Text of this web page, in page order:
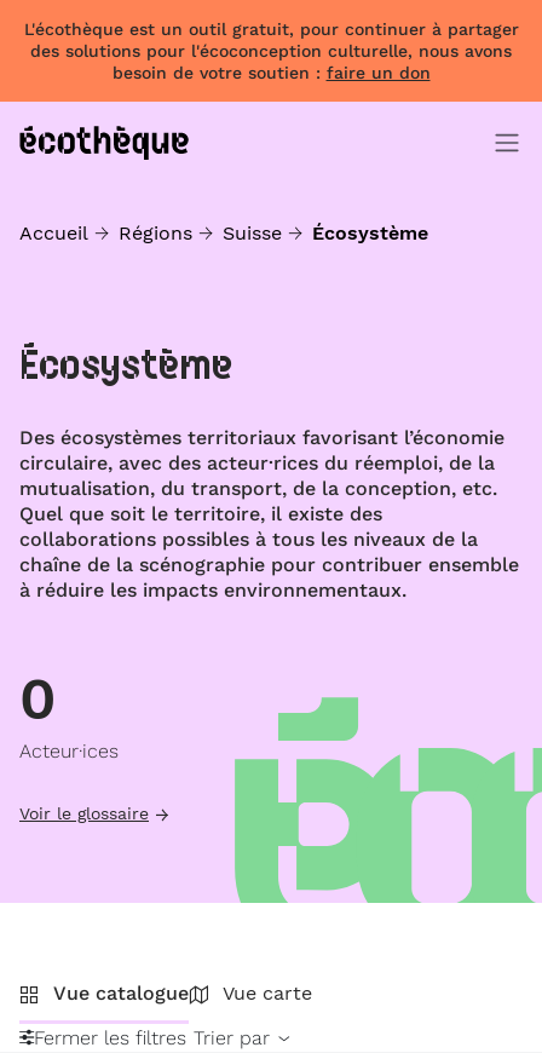
L'écothèque est un outil gratuit, pour continuer à partager
des solutions pour l'écoconception culturelle, nous avons
besoin de votre soutien : faire un don
Accueil Régions Suisse Écosystème
Écosystème
Des écosystèmes territoriaux favorisant l’économie
circulaire, avec des acteur·rices du réemploi, de la
mutualisation, du transport, de la conception, etc.
Quel que soit le territoire, il existe des
collaborations possibles à tous les niveaux de la
chaîne de la scénographie pour contribuer ensemble
à réduire les impacts environnementaux.
0
Acteur·ices
Voir le glossaire
Vue catalogue
Vue carte
Fermer les filtres Trier par